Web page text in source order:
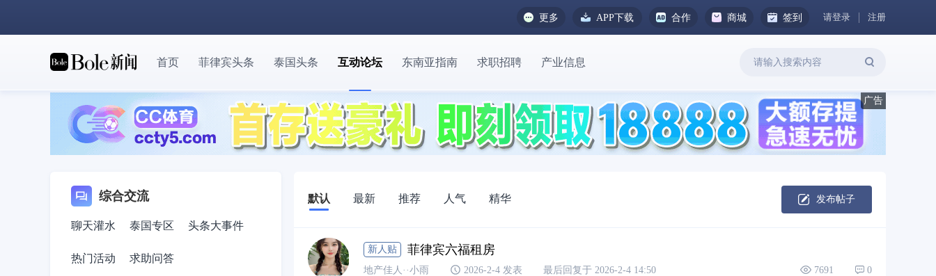
更多 APP下载 合作 商城 签到 请登录 注册
首页 菲律宾头条 泰国头条 互动论坛 东南亚指南 求职招聘 产业信息
综合交流
聊天灌水 泰国专区 头条大事件
热门活动 求助问答
默认 最新 推荐 人气 精华 发布帖子
新人贴 菲律宾六福租房
地产佳人··小雨 2026-2-4 发表 最后回复于 2026-2-4 14:50 7691 0